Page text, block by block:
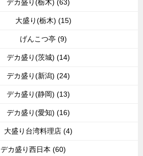
デカ盛り(栃木) (63)
大盛り(栃木) (15)
げんこつ亭 (9)
デカ盛り(茨城) (14)
デカ盛り(新潟) (24)
デカ盛り(静岡) (13)
デカ盛り(愛知) (16)
大盛り台湾料理店 (4)
デカ盛り西日本 (60)